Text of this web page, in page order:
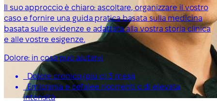
Il suo approccio è chiaro: ascoltare, organizzare il vostro
caso e fornire una guida pratica basata sulla medicina
basata sulle evidenze e adattata alla vostra storia clinica
e alle vostre esigenze.
Dolore: in cosa può aiutarvi
Dolore cronico (più di 3 mesi)
Emicrania e cefalee ricorrenti o di elevata
intensità